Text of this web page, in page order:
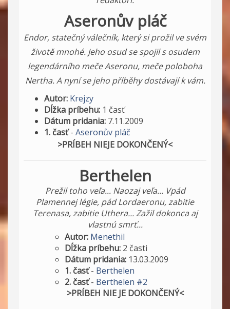
Aseronův pláč
Endor, statečný válečník, který si prožil ve svém
životě mnohé. Jeho osud se spojil s osudem
legendárního meče Aseronu, meče poloboha
Nertha. A nyní se jeho příběhy dostávají k vám.
Autor: Krejzy
Dĺžka príbehu: 1 časť
Dátum pridania: 7.11.2009
1. časť- Aseronův pláč
>PRÍBEH NIEJE DOKONČENÝ<
Berthelen
Prežil toho veľa... Naozaj veľa... Vpád
Plamennej légie, pád Lordaeronu, zabitie
Terenasa, zabitie Uthera... Zažil dokonca aj
vlastnú smrť...
Autor: Menethil
Dĺžka príbehu: 2 časti
Dátum pridania: 13.03.2009
1. časť- Berthelen
2. časť- Berthelen #2
>PRÍBEH NIE JE DOKONČENÝ<